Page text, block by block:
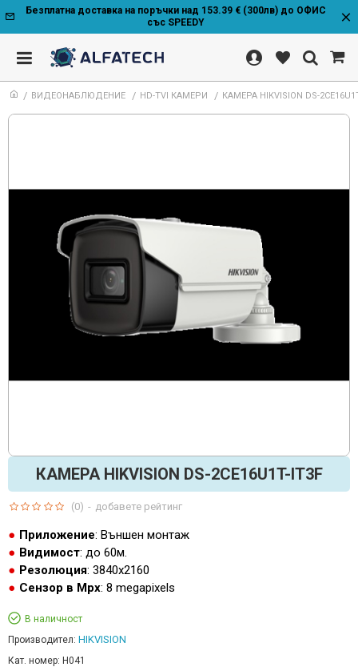
Безплатна доставка на поръчки над 153.39 € (300лв) до ОФИС
със SPEEDY
ВИДЕОНАБЛЮДЕНИЕ HD-TVI КАМЕРИ КАМЕРА HIKVISION DS-
КАМЕРА HIKVISION DS-2CE16U1T-IT3F
Приложение: Външен монтаж
Видимост: до 60м.
Резолюция: 3840х2160
Сензор в Mpx: 8 megapixels
В наличност
Производител: HIKVISION
Кат. номер: H041
(0) - добавете рейтинг